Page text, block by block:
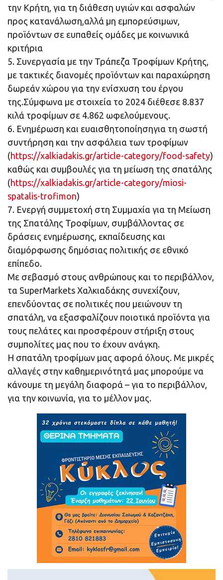
την Κρήτη, για τη διάθεση υγιών και ασφαλών
προς κατανάλωση,αλλά μη εμπορεύσιμων,
προϊόντων σε ευπαθείς ομάδες με κοινωνικά
κριτήρια
5. Συνεργασία με την Τράπεζα Τροφίμων Κρήτης,
με τακτικές διανομές προϊόντων και παραχώρηση
δωρεάν χώρου για την ενίσχυση του έργου
της.Σύμφωνα με στοιχεία το 2024 διέθεσε 8.837
κιλά τροφίμων σε 4.862 ωφελούμενους.
6. Ενημέρωση και ευαισθητοποίησηγια τη σωστή
συντήρηση και την ασφάλεια των τροφίμων
(https://xalkiadakis.gr/article-category/food-safety)
καθώς και συμβουλές για τη μείωση της σπατάλης
(https://xalkiadakis.gr/article-category/miosi-
spatalis-trofimon)
7. Ενεργή συμμετοχή στη Συμμαχία για τη Μείωση
της Σπατάλης Τροφίμων, συμβάλλοντας σε
δράσεις ενημέρωσης, εκπαίδευσης και
διαμόρφωσης δημόσιας πολιτικής σε εθνικό
επίπεδο.
Με σεβασμό στους ανθρώπους και το περιβάλλον,
τα SuperMarkets Χαλκιαδάκης συνεχίζουν,
επενδύοντας σε πολιτικές που μειώνουν τη
σπατάλη, να εξασφαλίζουν ποιοτικά προϊόντα για
τους πελάτες και προσφέρουν στήριξη στους
συμπολίτες μας που το έχουν ανάγκη.
Η σπατάλη τροφίμων μας αφορά όλους. Με μικρές
αλλαγές στην καθημερινότητά μας μπορούμε να
κάνουμε τη μεγάλη διαφορά – για το περιβάλλον,
για την κοινωνία, για το μέλλον μας.